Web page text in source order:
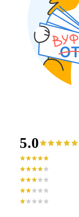
5.0